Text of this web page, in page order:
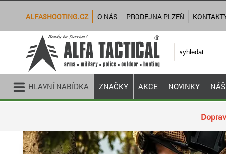
HLAVNÍ NABÍDKA ZNAČKY AKCE NOVINKY
ALFASHOOTING.CZ O NÁS PRODEJNA PLZEŇ